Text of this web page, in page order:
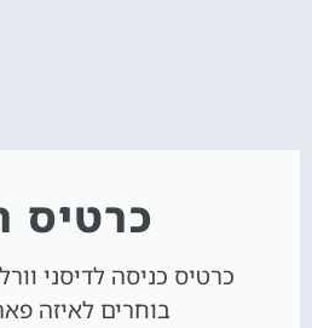
כרטיס
כרטיס כניסה לדיסני
בוחרים לאיזה